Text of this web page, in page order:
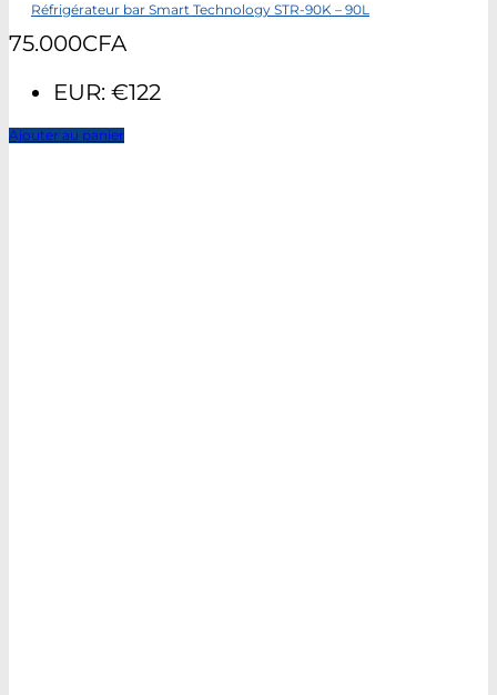
Réfrigérateur bar Smart Technology STR-90K – 90L
75.000CFA
EUR: €122
Ajouter au panier